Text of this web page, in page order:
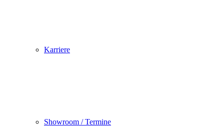
Karriere
Showroom / Termine